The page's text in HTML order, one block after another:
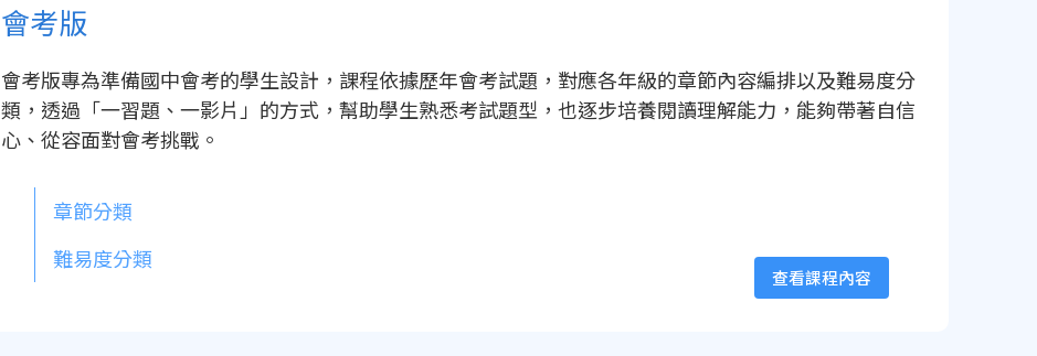
會考版
會考版專為準備國中會考的學生設計，課程依據歷年會考試題，對應各年級的章節內容編排以及難易度分
類，透過「一習題、一影片」的方式，幫助學生熟悉考試題型，也逐步培養閱讀理解能力，能夠帶著自信
心、從容面對會考挑戰。
章節分類
難易度分類
查看課程內容